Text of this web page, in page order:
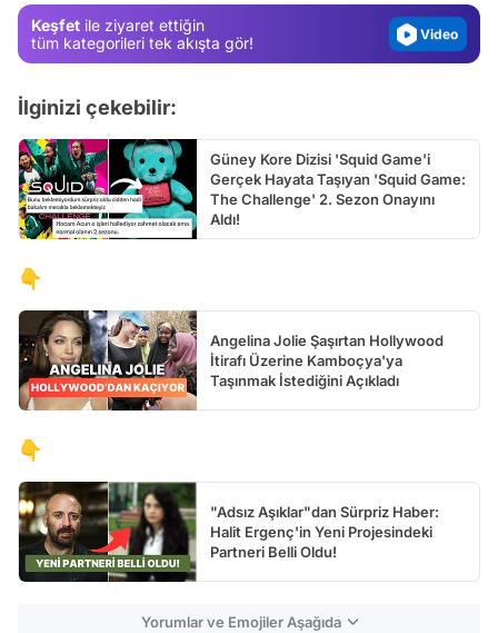
Keşfet ile ziyaret ettiğin
tüm kategorileri tek akışta gör!
Video
İlginizi çekebilir:
Güney Kore Dizisi 'Squid Game'i
Gerçek Hayata Taşıyan 'Squid Game:
The Challenge' 2. Sezon Onayını
Aldı!
👇
Angelina Jolie Şaşırtan Hollywood
İtirafı Üzerine Kamboçya'ya
Taşınmak İstediğini Açıkladı
👇
"Adsız Aşıklar"dan Sürpriz Haber:
Halit Ergenç'in Yeni Projesindeki
Partneri Belli Oldu!
Yorumlar ve Emojiler Aşağıda